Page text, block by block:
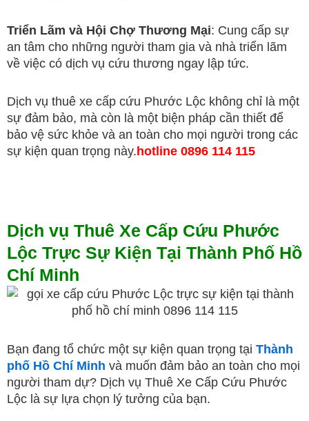
Triển Lãm và Hội Chợ Thương Mại: Cung cấp sự
an tâm cho những người tham gia và nhà triển lãm
về việc có dịch vụ cứu thương ngay lập tức.
Dịch vụ thuê xe cấp cứu Phước Lộc không chỉ là một
sự đảm bảo, mà còn là một biện pháp cần thiết để
bảo vệ sức khỏe và an toàn cho mọi người trong các
sự kiện quan trọng này. hotline 0896 114 115
Dịch vụ Thuê Xe Cấp Cứu Phước
Lộc Trực Sự Kiện Tại Thành Phố Hồ
Chí Minh
Bạn đang tổ chức một sự kiện quan trọng tại Thành
phố Hồ Chí Minh và muốn đảm bảo an toàn cho mọi
người tham dự? Dịch vụ Thuê Xe Cấp Cứu Phước
Lộc là sự lựa chọn lý tưởng của bạn.